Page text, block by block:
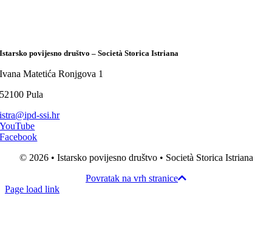
Istarsko povijesno društvo – Società Storica Istriana
Ivana Matetića Ronjgova 1
52100 Pula
istra@ipd-ssi.hr
YouTube
Facebook
© 2026 • Istarsko povijesno društvo • Società Storica Istriana
Povratak na vrh stranice
Page load link